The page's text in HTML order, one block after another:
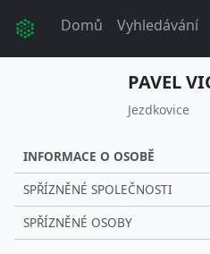
Domů Vyhledávání
PAVEL
Jezdkovice
INFORMACE O OSOBĚ
SPŘÍZNĚNÉ SPOLEČNOSTI
SPŘÍZNĚNÉ OSOBY